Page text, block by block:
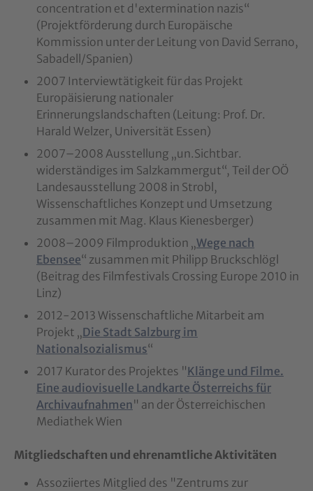
concentration et d'extermination nazis“
(Projektförderung durch Europäische
Kommission unter der Leitung von David Serrano,
Sabadell/Spanien)
2007 Interviewtätigkeit für das Projekt
Europäisierung nationaler
Erinnerungslandschaften (Leitung: Prof. Dr.
Harald Welzer, Universität Essen)
2007–2008 Ausstellung „un.Sichtbar.
widerständiges im Salzkammergut“, Teil der OÖ
Landesausstellung 2008 in Strobl,
Wissenschaftliches Konzept und Umsetzung
zusammen mit Mag. Klaus Kienesberger)
2008–2009 Filmproduktion „Wege nach
Ebensee“ zusammen mit Philipp Bruckschlögl
(Beitrag des Filmfestivals Crossing Europe 2010 in
Linz)
2012-2013 Wissenschaftliche Mitarbeit am
Projekt „Die Stadt Salzburg im
Nationalsozialismus“
2017 Kurator des Projektes "Klänge und Filme.
Eine audiovisuelle Landkarte Österreichs für
Archivaufnahmen" an der Österreichischen
Mediathek Wien
Mitgliedschaften und ehrenamtliche Aktivitäten
Assoziiertes Mitglied des "Zentrums zur